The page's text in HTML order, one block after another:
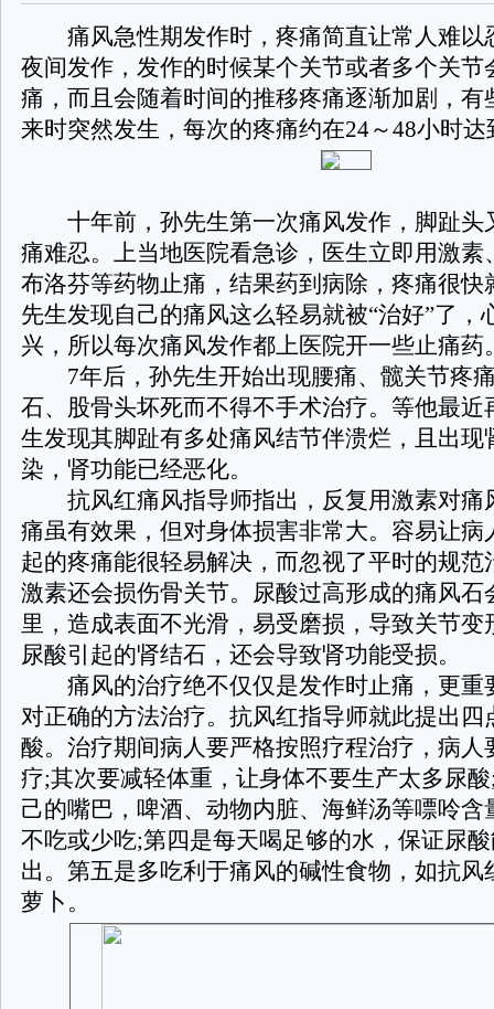
痛风急性期发作时，疼痛简直让常人难以
夜间发作，发作的时候某个关节或者多个关节
痛，而且会随着时间的推移疼痛逐渐加剧，有
来时突然发生，每次的疼痛约在24～48小时达
十年前，孙先生第一次痛风发作，脚趾头
痛难忍。上当地医院看急诊，医生立即用激素
布洛芬等药物止痛，结果药到病除，疼痛很快
先生发现自己的痛风这么轻易就被“治好”了，
兴，所以每次痛风发作都上医院开一些止痛药
7年后，孙先生开始出现腰痛、髋关节疼
石、股骨头坏死而不得不手术治疗。等他最近
生发现其脚趾有多处痛风结节伴溃烂，且出现
染，肾功能已经恶化。
抗风红痛风指导师指出，反复用激素对痛
痛虽有效果，但对身体损害非常大。容易让病
起的疼痛能很轻易解决，而忽视了平时的规范
激素还会损伤骨关节。尿酸过高形成的痛风石
里，造成表面不光滑，易受磨损，导致关节变
尿酸引起的肾结石，还会导致肾功能受损。
痛风的治疗绝不仅仅是发作时止痛，更重
对正确的方法治疗。抗风红指导师就此提出四
酸。治疗期间病人要严格按照疗程治疗，病人
疗;其次要减轻体重，让身体不要生产太多尿
己的嘴巴，啤酒、动物内脏、海鲜汤等嘌呤含
不吃或少吃;第四是每天喝足够的水，保证尿
出。第五是多吃利于痛风的碱性食物，如抗风
萝卜。